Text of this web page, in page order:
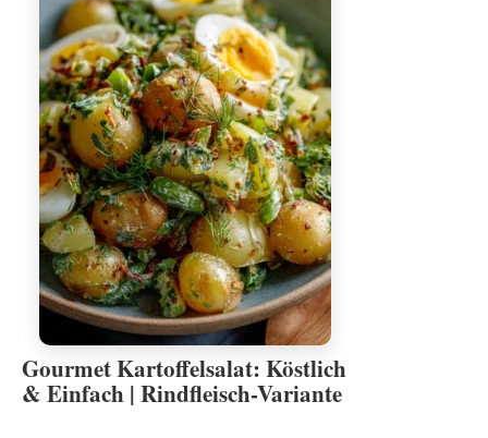
Gourmet Kartoffelsalat: Köstlich
& Einfach | Rindfleisch-Variante